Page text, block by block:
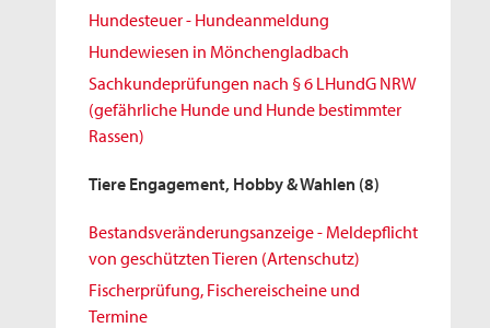
Hundesteuer - Hundeanmeldung
Hundewiesen in Mönchengladbach
Sachkundeprüfungen nach § 6 LHundG NRW
(gefährliche Hunde und Hunde bestimmter
Rassen)
Tiere Engagement, Hobby & Wahlen (8)
Bestandsveränderungsanzeige - Meldepflicht
von geschützten Tieren (Artenschutz)
Fischerprüfung, Fischereischeine und
Termine